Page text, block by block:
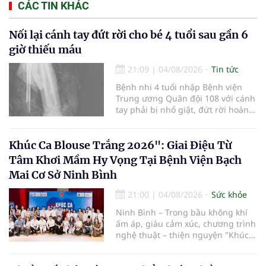
CÁC TIN KHÁC
Nối lại cánh tay đứt rời cho bé 4 tuổi sau gần 6
giờ thiếu máu
21:09 | 04/08/2026
Tin tức
Bệnh nhi 4 tuổi nhập Bệnh viện
Trung ương Quân đội 108 với cánh
tay phải bị nhổ giật, đứt rời hoàn
thương nặng và thời gian thiếu
máu kéo dài, các bác sĩ đã tái lập
tuần hoàn thành công sau ca vi
phẫu kéo dài 3 giờ.
Khúc Ca Blouse Trắng 2026": Giai Điệu Từ
Tâm Khơi Mầm Hy Vọng Tại Bệnh Viện Bạch
Mai Cơ Sở Ninh Bình
21:00 | 04/08/2026
Sức khỏe
Ninh Bình – Trong bầu không khí
ấm áp, giàu cảm xúc, chương trình
nghệ thuật – thiện nguyện "Khúc